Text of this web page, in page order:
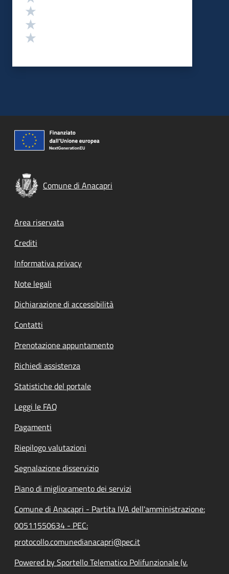
Comune di Anacapri
Footer menu
Area riservata
Crediti
Informativa privacy
Note legali
Dichiarazione di accessibilità
Contatti
Prenotazione appuntamento
Richiedi assistenza
Statistiche del portale
Leggi le FAQ
Pagamenti
Riepilogo valutazioni
Segnalazione disservizio
Piano di miglioramento dei servizi
Comune di Anacapri - Partita IVA dell'amministrazione:
00511550634 - PEC:
protocollo.comunedianacapri@pec.it
Powered by Sportello Telematico Polifunzionale (v.